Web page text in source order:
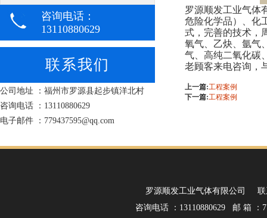
咨询电话：
13110880629
联系我们
公司地址 ：福州市罗源县起步镇洋北村
咨询电话 ：13110880629
电子邮件 ：779437595@qq.com
罗源顺发工业气体
危险化学品）、化
式，完善的技术，
氧气、乙炔、氩气
气、高纯二氧化碳
老顾客来电咨询，
上一篇:工程案例
下一篇:工程案例
罗源顺发工业气体有限公司 联
咨询电话 ：13110880629 邮 箱 ：